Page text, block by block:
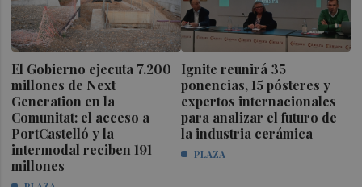
El Gobierno ejecuta 7.200
millones de Next
Generation en la
Comunitat: el acceso a
PortCastelló y la
intermodal reciben 191
millones
Ignite reunirá 35
ponencias, 15 pósteres y
expertos internacionales
para analizar el futuro de
la industria cerámica
PLAZA